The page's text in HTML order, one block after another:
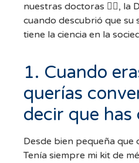
nuestras doctoras 👩‍⚕️, la
cuando descubrió que su
tiene la ciencia en la
1. Cuando
querías
decir que
Desde bien pequeña que
Tenía siempre mi kit de